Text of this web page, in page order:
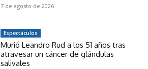
7 de agosto de 2026
Espectáculos
Murió Leandro Rud a los 51 años tras
atravesar un cáncer de glándulas
salivales